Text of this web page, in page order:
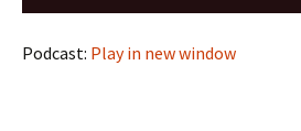
Podcast: Play in new window